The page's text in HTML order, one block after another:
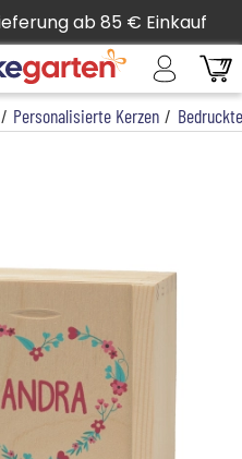
ab 85 € Einkauf
/ Personalisierte Kerzen /